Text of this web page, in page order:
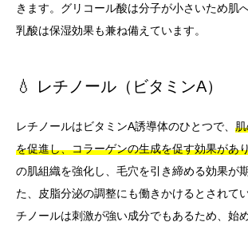
きます。グリコール酸は分子が小さいため肌
乳酸は保湿効果も兼ね備えています。
💧 レチノール（ビタミンA）
レチノールはビタミンA誘導体のひとつで、
を促進し、コラーゲンの生成を促す効果があ
の肌組織を強化し、毛穴を引き締める効果が
た、皮脂分泌の調整にも働きかけるとされて
チノールは刺激が強い成分でもあるため、始